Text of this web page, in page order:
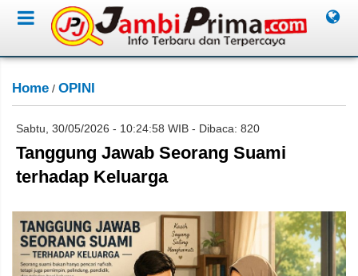
Home / OPINI
Sabtu, 30/05/2026 - 10:24:58 WIB - Dibaca: 820
Tanggung Jawab Seorang Suami
terhadap Keluarga